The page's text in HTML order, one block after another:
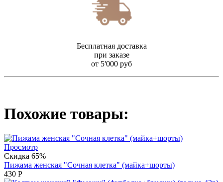
Бесплатная доставка
при заказе
от 5'000 руб
Похожие товары:
Просмотр
Скидка 65%
Пижама женская "Сочная клетка" (майка+шорты)
430 Р